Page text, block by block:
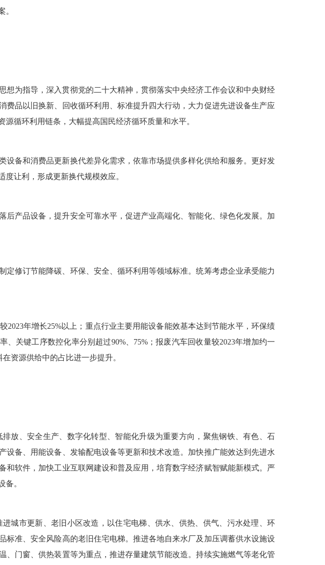
。
为指导，深入贯彻党的二十大精神，贯彻落实中央经济工作会议和中央财经
品以旧换新、回收循环利用、标准提升四大行动，大力促进先进设备生产应
循环利用链条，大幅提高国民经济循环质量和水平。
备和消费品更新换代差异化需求，依靠市场提供多样化供给和服务。更好发
让利，形成更新换代规模效应。
产品设备，提升安全可靠水平，促进产业高端化、智能化、绿色化发展。加
修订节能降碳、环保、安全、循环利用等领域标准。统筹考虑企业承受能力
年增长25%以上；重点行业主要用能设备能效基本达到节能水平，环保绩
关键工序数控化率分别超过90%、75%；报废汽车回收量较2023年增加约一
资源供给中的占比进一步提升。
放、安全生产、数字化转型、智能化升级为重要方向，聚焦钢铁、有色、石
备、用能设备、发输配电设备等更新和技术改造。加快推广能效达到先进水
软件，加快工业互联网建设和普及应用，培育数字经济赋智赋能新模式。严
备。
城市更新、老旧小区改造，以住宅电梯、供水、供热、供气、污水处理、环
准、安全风险高的老旧住宅电梯。推进各地自来水厂及加压调蓄供水设施设
门窗、供热装置等为重点，推进存量建筑节能改造。持续实施燃气等老化管